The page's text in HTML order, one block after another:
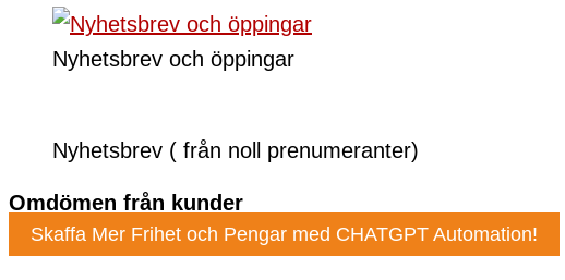
Nyhetsbrev och öppingar
Nyhetsbrev ( från noll prenumeranter)
Omdömen från kunder
Skaffa Mer Frihet och Pengar med CHATGPT Automation!